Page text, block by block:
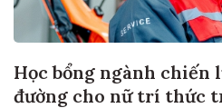
Học bổng ngành chiến
đường cho nữ trí thức